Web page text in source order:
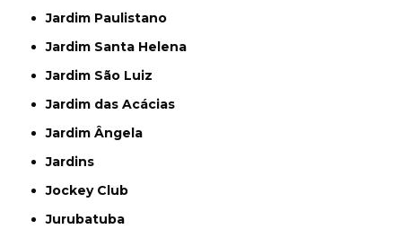
Jardim Paulistano
Jardim Santa Helena
Jardim São Luiz
Jardim das Acácias
Jardim Ângela
Jardins
Jockey Club
Jurubatuba